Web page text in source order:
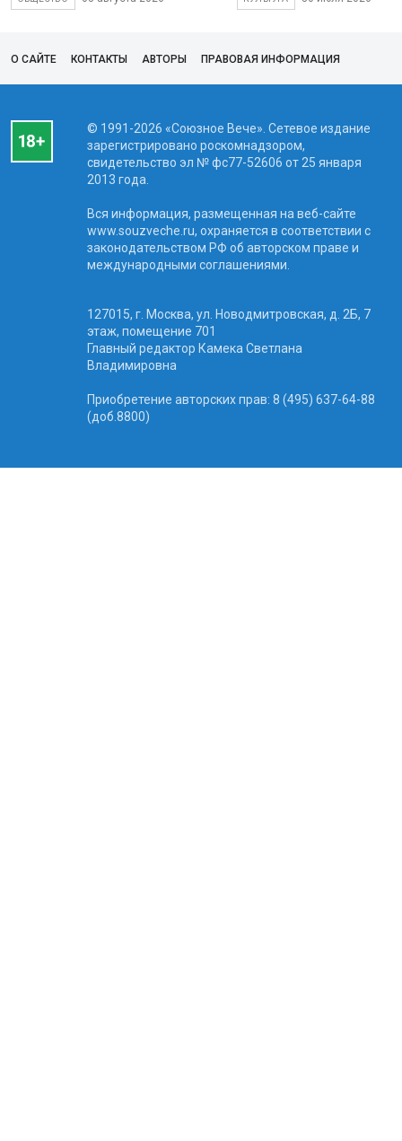
О САЙТЕ КОНТАКТЫ АВТОРЫ ПРАВОВАЯ ИНФОРМАЦИЯ
© 1991-2026 «Союзное Вече». Сетевое издание
зарегистрировано роскомнадзором,
свидетельство эл № фc77-52606 от 25 января
2013 года.
Вся информация, размещенная на веб-сайте
www.souzveche.ru, охраняется в соответствии с
законодательством РФ об авторском праве и
международными соглашениями.
127015, г. Москва, ул. Новодмитровская, д. 2Б, 7
этаж, помещение 701
Главный редактор Камека Светлана
Владимировна
Приобретение авторских прав: 8 (495) 637-64-88
(доб.8800)